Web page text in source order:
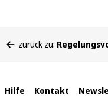
befinden
zurück zu:
Interne
Hilfe Kontakt